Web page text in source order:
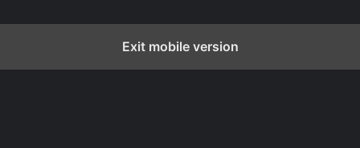
Exit mobile version